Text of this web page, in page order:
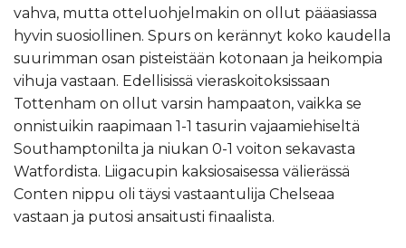
vahva, mutta otteluohjelmakin on ollut pääasiassa
hyvin suosiollinen. Spurs on kerännyt koko kaudella
suurimman osan pisteistään kotonaan ja heikompia
vihuja vastaan. Edellisissä vieraskoitoksissaan
Tottenham on ollut varsin hampaaton, vaikka se
onnistuikin raapimaan 1-1 tasurin vajaamiehiseltä
Southamptonilta ja niukan 0-1 voiton sekavasta
Watfordista. Liigacupin kaksiosaisessa välierässä
Conten nippu oli täysi vastaantulija Chelseaa
vastaan ja putosi ansaitusti finaalista.